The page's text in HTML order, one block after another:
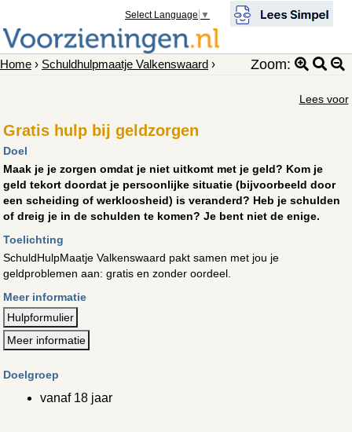
Select Language ▼
Home › Schuldhulpmaatje Valkenswaard › Zoom:
Lees voor
Gratis hulp bij geldzorgen
Doel
Maak je je zorgen omdat je niet uitkomt met je geld? Kom je
geld tekort doordat je persoonlijke situatie (bijvoorbeeld door
een scheiding of werkloosheid) is veranderd? Heb je schulden
of dreig je in de schulden te komen? Je bent niet de enige.
Toelichting
SchuldHulpMaatje Valkenswaard pakt samen met jou je
geldproblemen aan: gratis en zonder oordeel.
Meer informatie
Hulpformulier
Meer informatie
Doelgroep
vanaf 18 jaar